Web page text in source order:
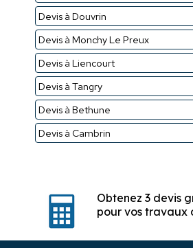
Devis à Douvrin
Devis à Monchy Le Preux
Devis à Liencourt
Devis à Tangry
Devis à Bethune
Devis à Cambrin
Obtenez 3 devis
pour vos travaux